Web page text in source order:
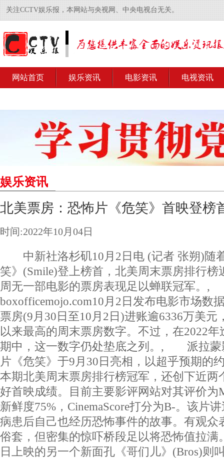
关注CCTV娱乐报，本网站与央视网、中央电视台无关。
网站首页 娱乐资讯 电影资讯 电视资讯
娱乐资讯
北美票房：恐怖片《危笑》首映登榜
时间:2022年10月04日
中新社洛杉矶10月2日电 (记者 张朔)随
笑》(Smile)登上榜首，北美周末票房排行榜
周无一部电影的票房表现足以蝉联冠军
boxofficemojo.com10月2日发布电影市场数
票房(9月30日至10月2日)进账逾6336万美元
以来最高的周末票房数字。不过，在2022
期中，这一数字仍处垫底之列。, 派拉蒙
片《危笑》于9月30日亮相，以超乎预期的
本期北美周末票房排行榜冠军，还创下近两
好首映成绩。目前主要影评网站对其评价为
新鲜度75%，CinemaScore打分为B-。该片
病患后自己也经历恐怖事件的故事。有观众
俗套，但密集的惊吓桥段足以将恐怖值
日上映的另一个新面孔《哥们儿》(Bros)则